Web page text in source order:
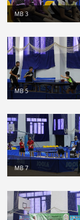
suite
Stage de
MB 3
MB 5
MB 7